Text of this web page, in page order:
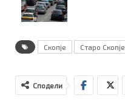
Скопје Старо Скопје
Сподели